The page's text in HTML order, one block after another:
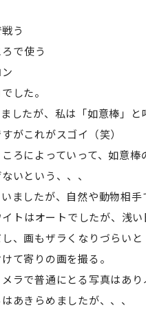
う
で使う
した。
したが、私は「如意棒」
がこれがスゴイ（笑）
ろによっていって、如意
いという、、、
ましたが、自然や動物相
トはオートでしたが、浅
、画もザラくなりづらい
て寄りの画を撮る。
ラで普通にとる写真はあ
あきらめましたが、、、